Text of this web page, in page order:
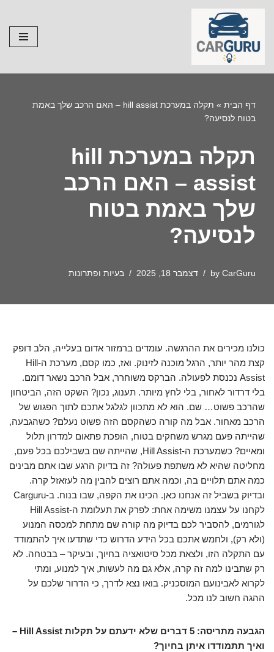
Skip
to
content
דף הבית »
תקלה במערכת hill assist – האם הרכב שלך באמת
בטוח לנסיעה?
תקלה במערכת hill
assist – האם הרכב
שלך באמת בטוח
לנסיעה?
by CarGuru דצמבר 18, 2025 בעיות ופתרונות
כולנו מכירים את ההרגשה. עומדים ברמזור אדום בעלייה, הלב דופק
קצת מהר יותר, הרגל מוכנה לזינוק. ואז, כמו קסם, מערכת ה-Hill
Assist נכנסת לפעולה. הברקס משוחרר, אבל הרכב נשאר דומם.
בלי דרדור לאחור, בלי לחץ מיותר. תענוג, נכון? השקט הזה, הביטחון
שהרכב פשוט… שם. הוא לא מתכוון לגלגל אתכם לתוך הפגוש של
הרכב מאחור. אבל מה קורה כשהקסם הזה פשוט נעלם? כשהגבעה,
שהייתה פעם מגרש משחקים בטוח, הופכת פתאום למדרון תלול
ומאיים? כשמערכת ה-Hill Assist, שהייתה שם בשבילכם בכל פעם,
מחליטה שהיא לא משתפת פעולה? זה בדיוק הרגע שבו אתם מבינים
כמה אתם תלויים בה, וכמה אתם רוצים להבין מה לעזאזל קרה.
ובדיוק בשביל זה אנחנו כאן. הכינו את הקפה, שבו בנוח. ב-Carguru
לקחנו על עצמנו משימה אחת: לפרק את תעלומת ה-Hill Assist
לגורמים, להסביר לכם בדיוק מה קורה שם מתחת למכסה המנוע
(ולא רק), ולחמש אתכם בכל הידע הדרוש כדי שתדעו איך להתמודד
עם התקלה הזו, ולצאת מכל סיטואציה בחיוך, ובעיקר – בבטחה. לא
רק שתבינו למה זה קרה, אלא גם מה לעשות, איך למנוע, ומתי
לקרוא לאבינועם המוסכניק. בואו נצא לדרך, כי הדרור שלכם על
ההגה חשוב לנו מכל.
הגבעה מתריסה: 5 דברים שלא ידעתם על תקלות Hill Assist –
ואיך תתמודדו איתן בחיוך?